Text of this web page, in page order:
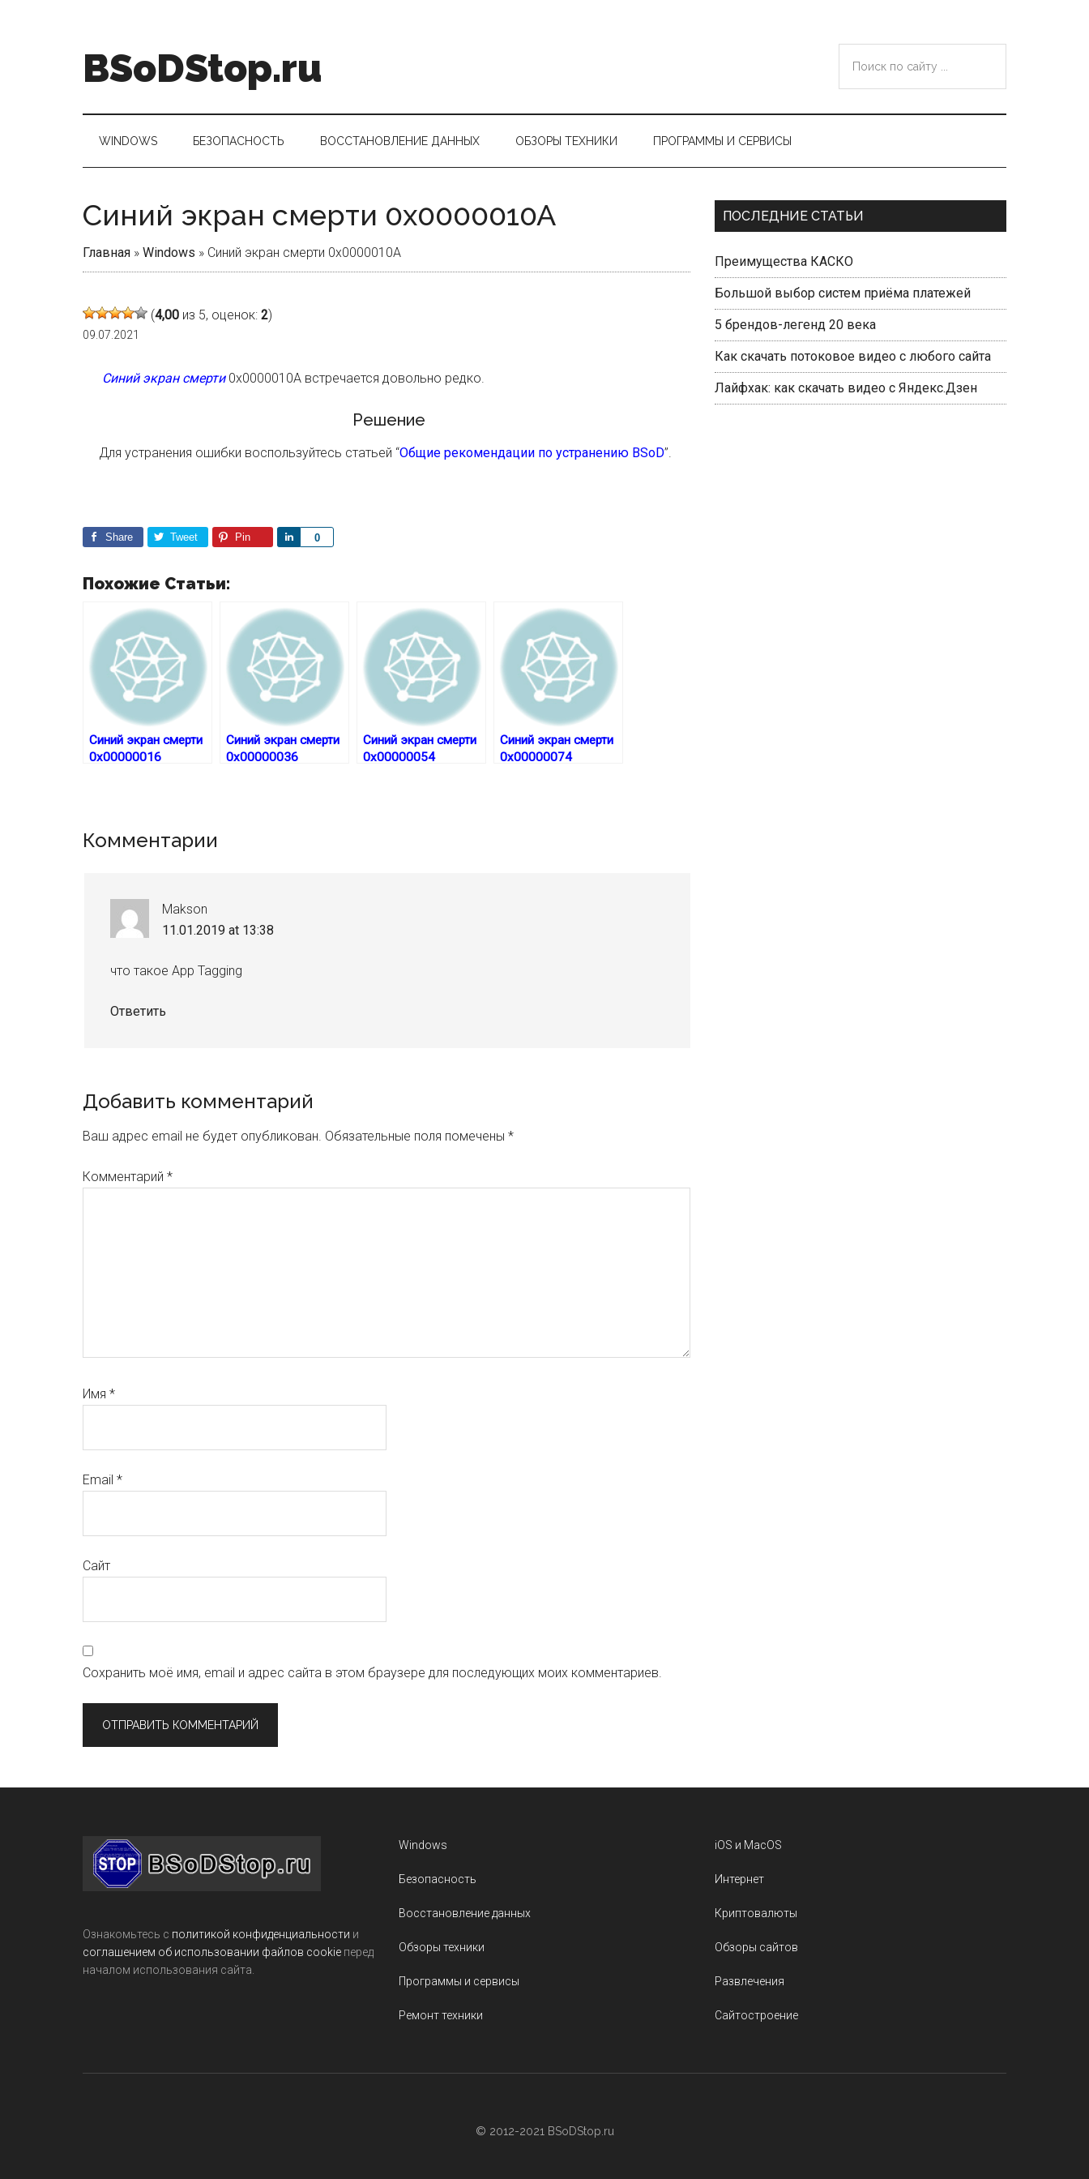
BSoDStop.ru
...
WINDOWS БЕЗОПАСНОСТЬ ВОССТАНОВЛЕНИЕ ДАННЫХ ОБЗОРЫ ТЕХНИКИ ПРОГРАММЫ И СЕРВИСЫ
Синий экран смерти 0x0000010A
Главная » Windows » Синий экран смерти 0x0000010A
(4,00 из 5, оценок: 2)
09.07.2021
Синий экран смерти 0x0000010A встречается довольно редко.
Решение
Для устранения ошибки воспользуйтесь статьей “Общие рекомендации по устранению BSoD”.
Share Tweet Pin 0
e
Похожие Статьи:
Синий экран смерти
0x00000016
Синий экран смерти
0x00000036
Синий экран смерти
0x00000054
Синий экран смерти
0x00000074
Reader
Комментарии
Makson
11.01.2019 at 13:38
что такое App Tagging
Ответить
Добавить комментарий
Ваш адрес email не будет опубликован. Обязательные поля помечены *
Комментарий *
Имя *
Email *
Сайт
Сохранить моё имя, email и адрес сайта в этом браузере для последующих моих комментариев.
Primary
ПОСЛЕДНИЕ СТАТЬИ
Преимущества КАСКО
Большой выбор систем приёма платежей
5 брендов-легенд 20 века
Как скачать потоковое видео с любого сайта
Лайфхак: как скачать видео с Яндекс.Дзен
Ознакомьтесь с политикой конфиденциальности и
соглашением об использовании файлов cookie перед
началом использования сайта.
Windows
Безопасность
Восстановление данных
Обзоры техники
Программы и сервисы
Ремонт техники
iOS и MacOS
Интернет
Криптовалюты
Обзоры сайтов
Развлечения
Сайтостроение
© 2012-2021 BSoDStop.ru